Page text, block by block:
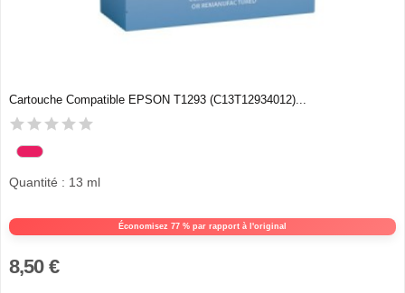
Cartouche Compatible EPSON T1293 (C13T12934012)...
Économisez 77 % par rapport à l'original
Quantité : 13 ml
8,50 €